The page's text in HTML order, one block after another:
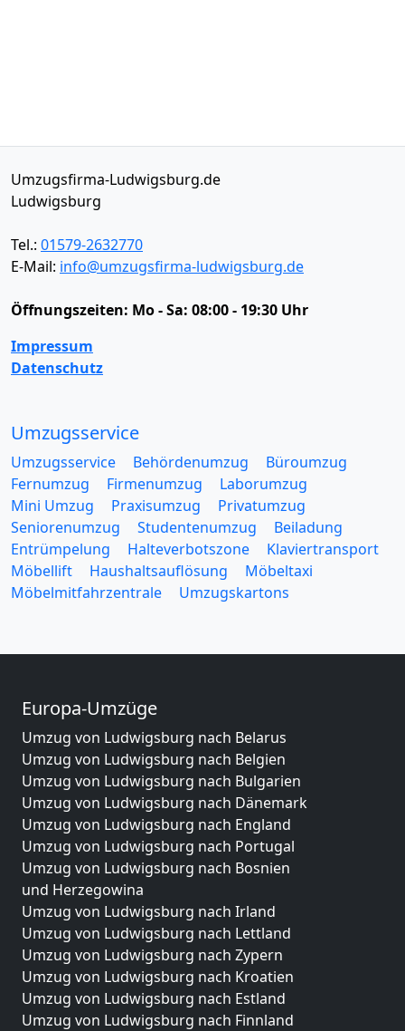
Umzugsfirma-Ludwigsburg.de
Ludwigsburg
Tel.: 01579-2632770
E-Mail: info@umzugsfirma-ludwigsburg.de
Öffnungszeiten: Mo - Sa: 08:00 - 19:30 Uhr
Impressum
Datenschutz
Umzugsservice
Umzugsservice Behördenumzug
Büroumzug
Fernumzug
Firmenumzug
Laborumzug
Mini Umzug
Praxisumzug
Privatumzug
Seniorenumzug
Studentenumzug
Beiladung
Entrümpelung
Halteverbotszone
Klaviertransport
Möbellift
Haushaltsauflösung
Möbeltaxi
Möbelmitfahrzentrale
Umzugskartons
Europa-Umzüge
Umzug von Ludwigsburg nach Belarus
Umzug von Ludwigsburg nach Belgien
Umzug von Ludwigsburg nach Bulgarien
Umzug von Ludwigsburg nach Dänemark
Umzug von Ludwigsburg nach England
Umzug von Ludwigsburg nach Portugal
Umzug von Ludwigsburg nach Bosnien
und Herzegowina
Umzug von Ludwigsburg nach Irland
Umzug von Ludwigsburg nach Lettland
Umzug von Ludwigsburg nach Zypern
Umzug von Ludwigsburg nach Kroatien
Umzug von Ludwigsburg nach Estland
Umzug von Ludwigsburg nach Finnland